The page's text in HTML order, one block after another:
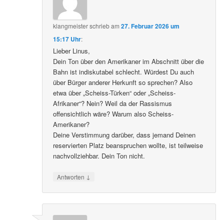
klangmeisterschriebam27. Februar 2026 um
15:17 Uhr:
Lieber Linus,
Dein Ton über den Amerikaner im Abschnitt über die
Bahn ist indiskutabel schlecht. Würdest Du auch
über Bürger anderer Herkunft so sprechen? Also
etwa über „Scheiss-Türken“ oder „Scheiss-
Afrikaner“? Nein? Weil da der Rassismus
offensichtlich wäre? Warum also Scheiss-
Amerikaner?
Deine Verstimmung darüber, dass jemand Deinen
reservierten Platz beanspruchen wollte, ist teilweise
nachvollziehbar. Dein Ton nicht.
Antworten ↓